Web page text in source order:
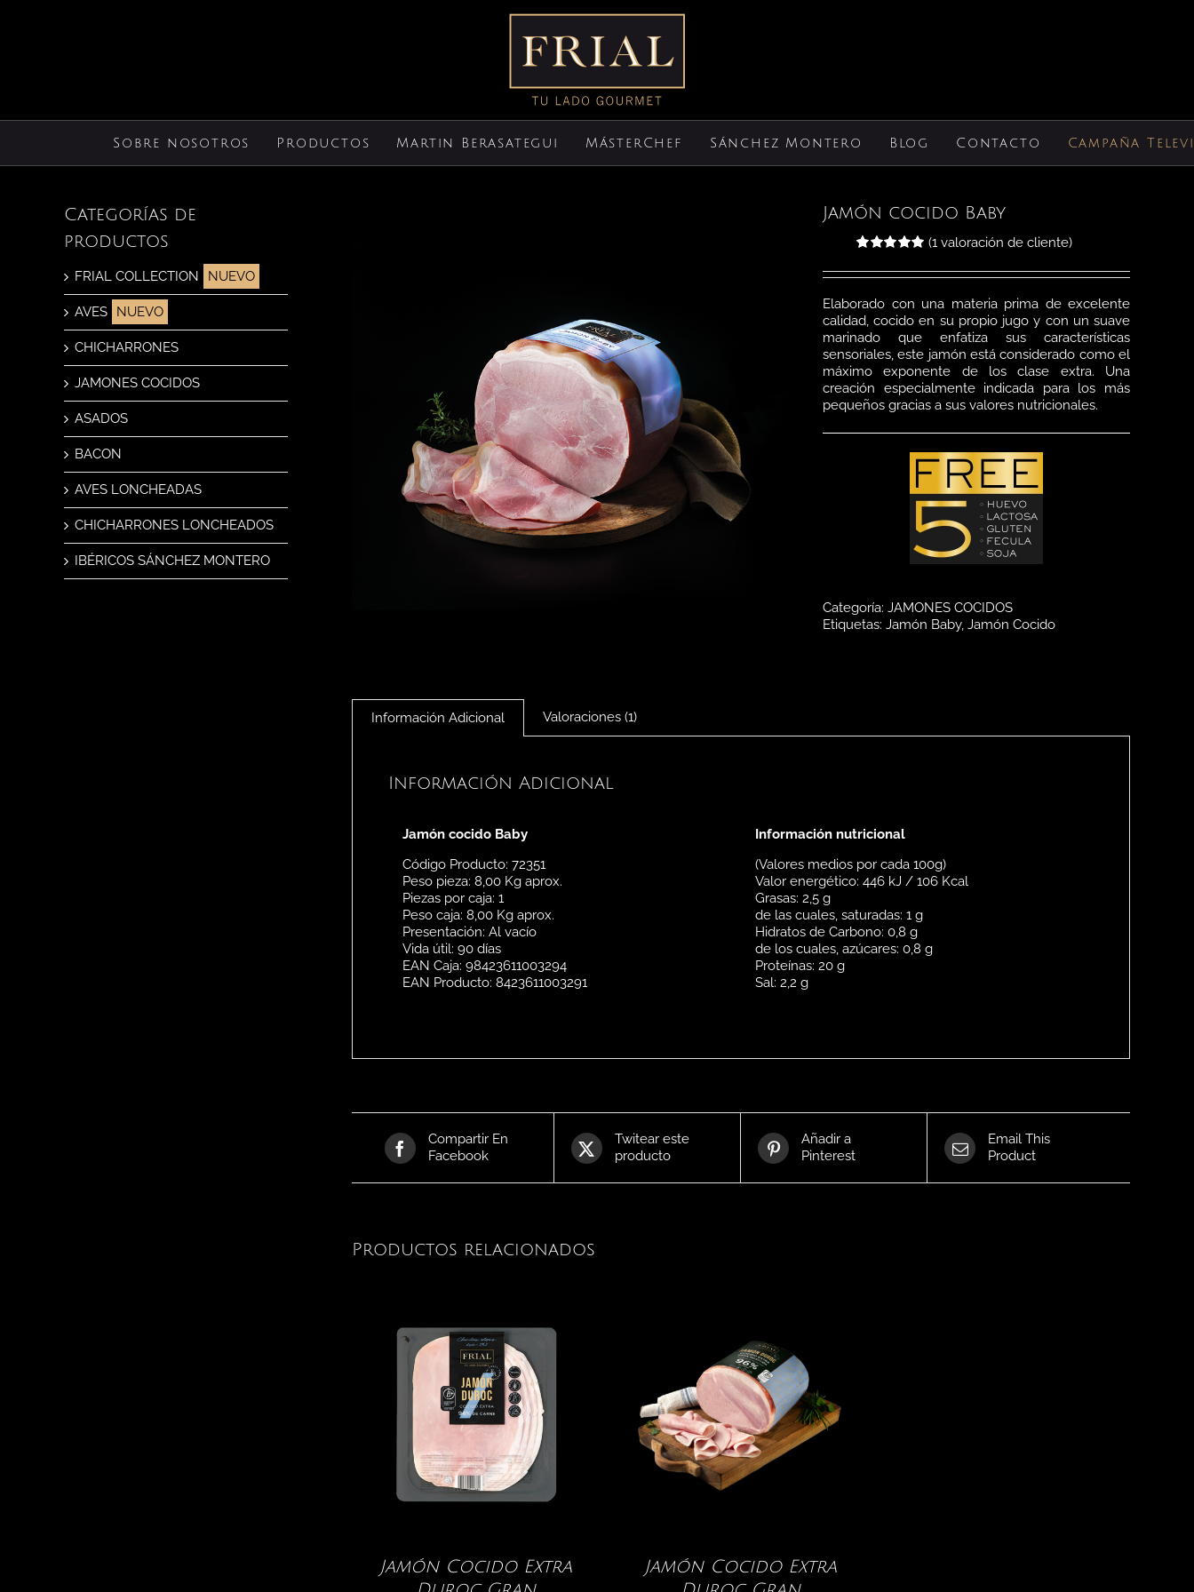
Sobre nosotros Productos Martin Berasategui MásterChef Sánchez Montero Blog Contacto Campaña
Jamón cocido Baby
con5.00de 5
valoración
de un cliente
(1valoración de cliente)
Elaborado con una materia prima de excelente
calidad, cocido en su propio jugo y con un suave
marinado que enfatiza sus características
sensoriales, este jamón está considerado como el
máximo exponente de los clase extra. Una
creación especialmente indicada para los más
pequeños gracias a sus valores nutricionales.
Categoría: JAMONES COCIDOS
Etiquetas: Jamón Baby, Jamón Cocido
Información Adicional Valoraciones (1)
Información Adicional
Jamón cocido Baby
Código Producto: 72351
Peso pieza: 8,00 Kg aprox.
Piezas por caja: 1
Peso caja: 8,00 Kg aprox.
Presentación: Al vacío
Vida útil: 90 días
EAN Caja: 98423611003294
EAN Producto: 8423611003291
Información nutricional
(Valores medios por cada 100g)
Valor energético: 446 kJ / 106 Kcal
Grasas: 2,5 g
de las cuales, saturadas: 1 g
Hidratos de Carbono: 0,8 g
de los cuales, azúcares: 0,8 g
Proteínas: 20 g
Sal: 2,2 g
Compartir En
Facebook
Twitear este
producto
Añadir a
Pinterest
Email This
Product
Productos relacionados
Jamón Cocido Extra
Jamón Cocido Extra
Categorías de
productos
FRIAL COLLECTION
AVES
CHICHARRONES
JAMONES COCIDOS
ASADOS
BACON
AVES LONCHEADAS
CHICHARRONES LONCHEADOS
IBÉRICOS SÁNCHEZ MONTERO